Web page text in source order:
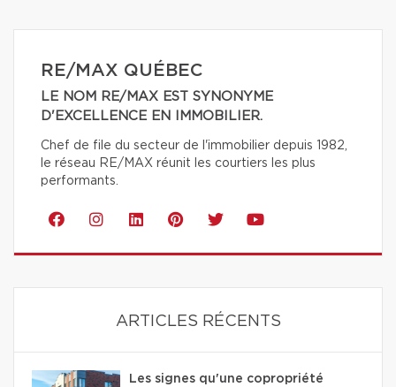
RE/MAX QUÉBEC
LE NOM RE/MAX EST SYNONYME
D'EXCELLENCE EN IMMOBILIER.
Chef de file du secteur de l'immobilier depuis 1982,
le réseau RE/MAX réunit les courtiers les plus
performants.
ARTICLES RÉCENTS
Les signes qu'une copropriété